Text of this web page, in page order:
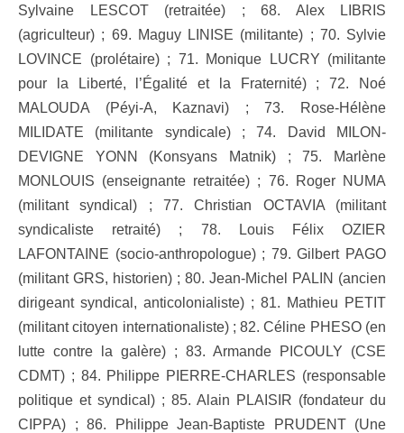
Sylvaine LESCOT (retraitée) ; 68. Alex LIBRIS
(agriculteur) ; 69. Maguy LINISE (militante) ; 70. Sylvie
LOVINCE (prolétaire) ; 71. Monique LUCRY (militante
pour la Liberté, l’Égalité et la Fraternité) ; 72. Noé
MALOUDA (Péyi-A, Kaznavi) ; 73. Rose-Hélène
MILIDATE (militante syndicale) ; 74. David MILON-
DEVIGNE YONN (Konsyans Matnik) ; 75. Marlène
MONLOUIS (enseignante retraitée) ; 76. Roger NUMA
(militant syndical) ; 77. Christian OCTAVIA (militant
syndicaliste retraité) ; 78. Louis Félix OZIER
LAFONTAINE (socio-anthropologue) ; 79. Gilbert PAGO
(militant GRS, historien) ; 80. Jean-Michel PALIN (ancien
dirigeant syndical, anticolonialiste) ; 81. Mathieu PETIT
(militant citoyen internationaliste) ; 82. Céline PHESO (en
lutte contre la galère) ; 83. Armande PICOULY (CSE
CDMT) ; 84. Philippe PIERRE-CHARLES (responsable
politique et syndical) ; 85. Alain PLAISIR (fondateur du
CIPPA) ; 86. Philippe Jean-Baptiste PRUDENT (Une